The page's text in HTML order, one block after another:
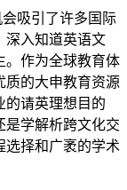
吸引了许多国际
深入知道英语文
。作为全球教育体
质的大申教育资源
的请英理想目的
是学解析跨文化交
选择和广袤的学术